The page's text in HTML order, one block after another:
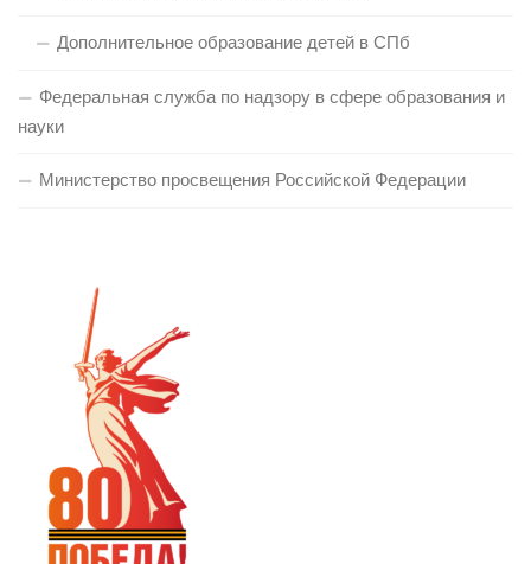
Дополнительное образование детей в СПб
Федеральная служба по надзору в сфере образования и
науки
Министерство просвещения Российской Федерации